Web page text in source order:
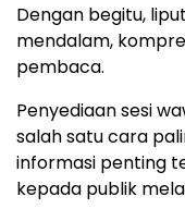
Dengan begitu,
mendalam,
pembaca.
Penyediaan sesi
salah satu cara
informasi penting
kepada publik